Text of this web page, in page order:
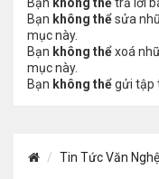
Bạn không thểsửa
mục này.
Bạn không thểxoá
mục này.
Bạn không thểgửi tập
Tin Tức Văn